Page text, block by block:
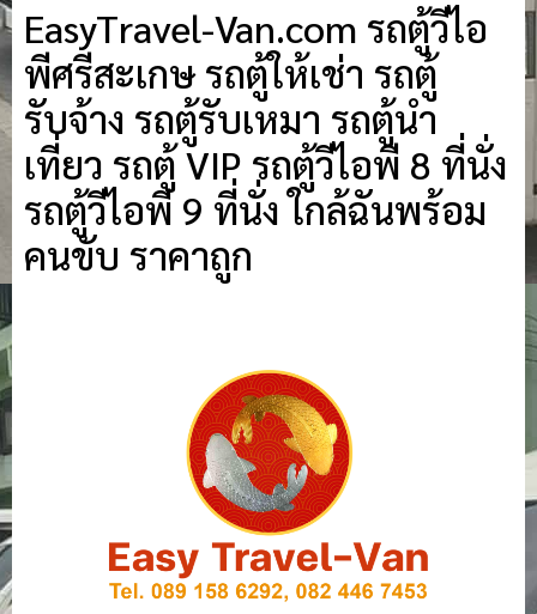
EasyTravel-Van.com รถตู้วีไอ
พีศรีสะเกษ รถตู้ให้เช่า รถตู้
รับจ้าง รถตู้รับเหมา รถตู้นำ
เที่ยว รถตู้ VIP รถตู้วีไอพี 8 ที่นั่ง
รถตู้วีไอพี 9 ที่นั่ง ใกล้ฉันพร้อม
คนขับ ราคาถูก